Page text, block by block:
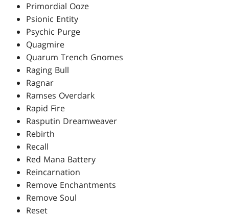
Primordial Ooze
Psionic Entity
Psychic Purge
Quagmire
Quarum Trench Gnomes
Raging Bull
Ragnar
Ramses Overdark
Rapid Fire
Rasputin Dreamweaver
Rebirth
Recall
Red Mana Battery
Reincarnation
Remove Enchantments
Remove Soul
Reset